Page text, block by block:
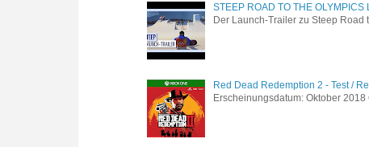
STEEP ROAD TO THE
Der Launch-Trailer zu Steep
Red Dead Redemption 2 - Test /
Erscheinungsdatum: Oktober